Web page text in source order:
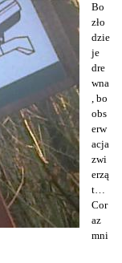
Bo
zło
dzie
je
dre
wna
, bo
obs
erw
acja
zwi
erzą
t…
Cor
az
mni